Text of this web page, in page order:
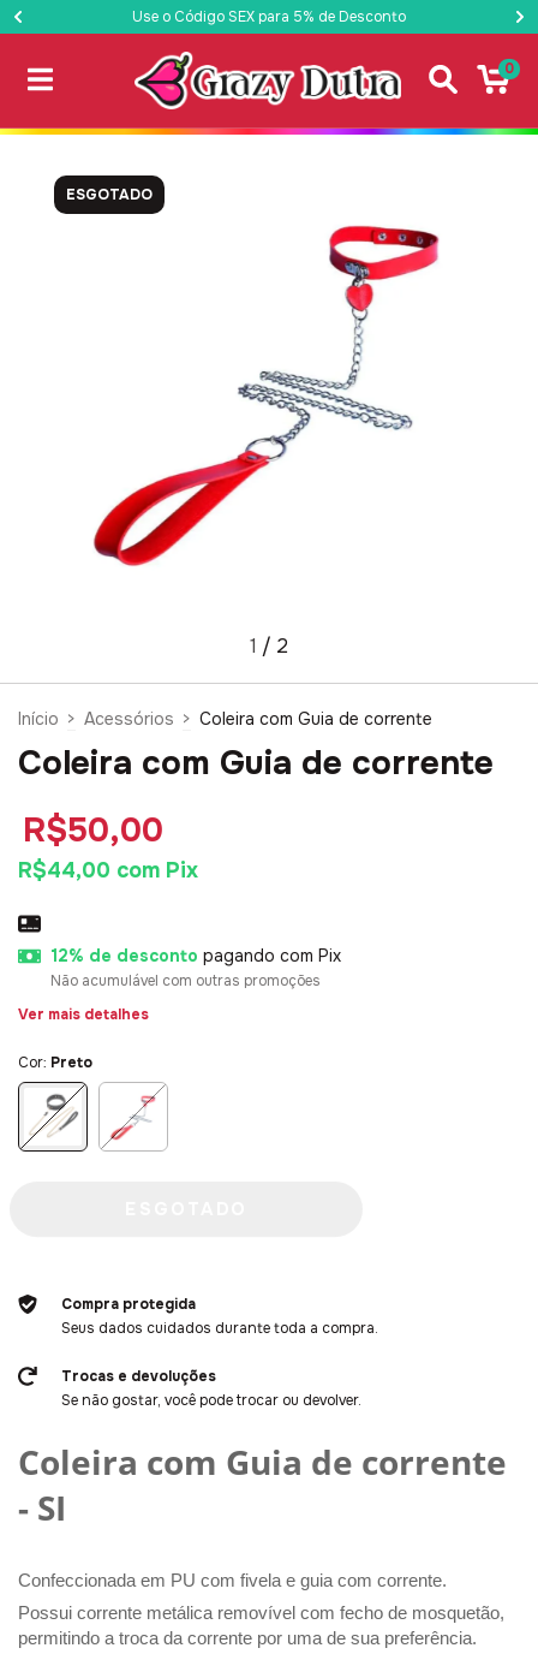
Use o Código SEX para 5% de Desconto
0
ESGOTADO
1 / 2
Início > Acessórios > Coleira com Guia de corrente
Coleira com Guia de corrente
R$50,00
R$44,00 com Pix
12% de desconto pagando com Pix
Não acumulável com outras promoções
Ver mais detalhes
Cor: Preto
Compra protegida
Seus dados cuidados durante toda a compra.
Trocas e devoluções
Se não gostar, você pode trocar ou devolver.
Coleira com Guia de corrente
- SI
Confeccionada em PU com fivela e guia com corrente.
Possui corrente metálica removível com fecho de mosquetão,
permitindo a troca da corrente por uma de sua preferência.